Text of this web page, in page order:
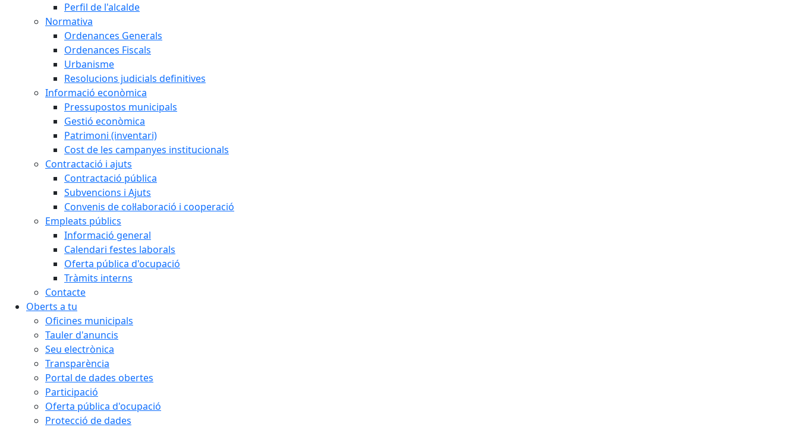
Perfil de l'alcalde
Normativa
Ordenances Generals
Ordenances Fiscals
Urbanisme
Resolucions judicials definitives
Informació econòmica
Pressupostos municipals
Gestió econòmica
Patrimoni (inventari)
Cost de les campanyes institucionals
Contractació i ajuts
Contractació pública
Subvencions i Ajuts
Convenis de col·laboració i cooperació
Empleats públics
Informació general
Calendari festes laborals
Oferta pública d'ocupació
Tràmits interns
Contacte
Oberts a tu
Oficines municipals
Tauler d'anuncis
Seu electrònica
Transparència
Portal de dades obertes
Participació
Oferta pública d'ocupació
Protecció de dades